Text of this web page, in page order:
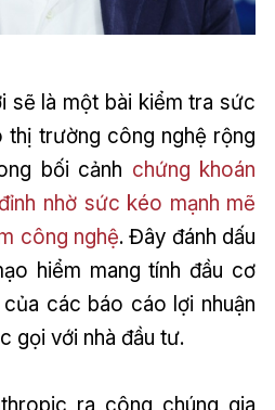
sẽ là một bài kiểm tra sức
thị trường công nghệ rộng
bối cảnh chứng khoán
nhờ sức kéo mạnh mẽ
công nghệ. Đây đánh dấu
hiểm mang tính đầu cơ
các báo cáo lợi nhuận
gọi với nhà đầu tư.
ra công chúng gia